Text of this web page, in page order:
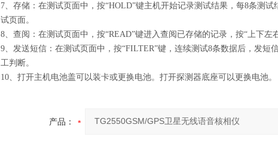
7、存储：在测试页面中，按“HOLD”键主机开始记录测试结果，每8条测试
试页面。
8、查阅：在测试页面中，按“READ”键进入查阅已存储的记录，按“上下左
9、发送短信：在测试页面中，按“FILTER”键，连续测试8条数据后，发
工判断。
10、打开主机电池盖可以装卡或更换电池。打开探测器底座可以更换电池。
产品：